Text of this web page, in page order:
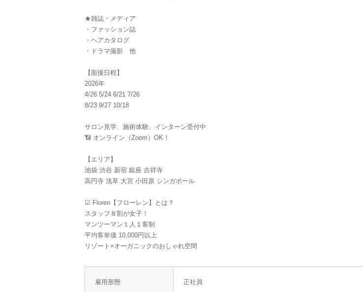
★雑誌・メディア
・ファッション誌
・ヘアカタログ
・ドラマ撮影 他
【面接日程】
2026年
4/26 5/24 6/21 7/26
8/23 9/27 10/18
サロン見学、施術体験、インターン受付中
📶 オンライン（Zoom）OK！
【エリア】
池袋 渋谷 新宿 銀座 吉祥寺
高円寺 浅草 大宮 小田原 シンガポール
☑ Floren【フローレン】とは？
スタッフ８割が女子！
マンツーマン１人１客制
平均客単価 10,000円以上
リゾート×オーガニックのおしゃれ空間
雇用形態 正社員